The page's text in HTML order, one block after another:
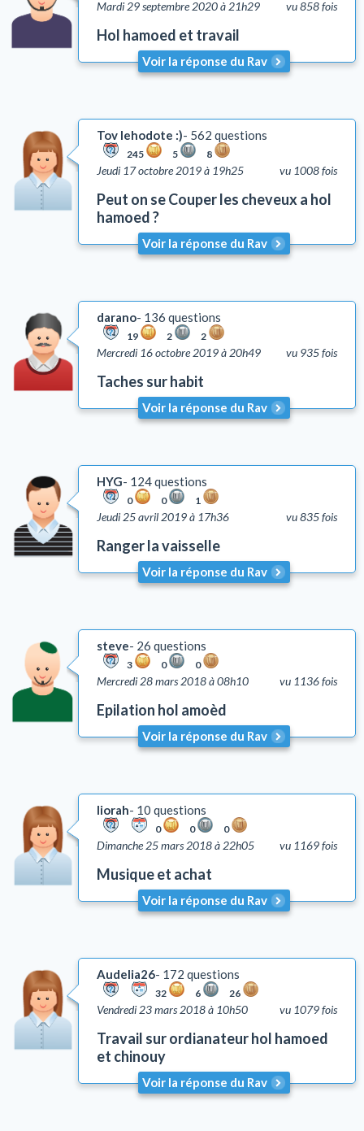
Tsniout (lois de pudeur)
Lachon Hara (médisance)
Yh'oud (l'isolement)
Questions liées aux problèmes d'argent
Lois et coutumes de la circoncision
vu 858 fois
Mardi 29 septembre 2020 à 21h29
Hol hamoed et travail
Voir la réponse du Rav
Tov lehodote :) 562 questions
245 5 8
vu 1008 fois
Jeudi 17 octobre 2019 à 19h25
Peut on se Couper les cheveux a hol
hamoed ?
Voir la réponse du Rav
darano 136 questions
19 2 2
vu 935 fois
Mercredi 16 octobre 2019 à 20h49
Taches sur habit
Voir la réponse du Rav
HYG 124 questions
0 0 1
vu 835 fois
Jeudi 25 avril 2019 à 17h36
Ranger la vaisselle
Voir la réponse du Rav
steve 26 questions
3 0 0
vu 1136 fois
Mercredi 28 mars 2018 à 08h10
Epilation hol amoèd
Voir la réponse du Rav
liorah 10 questions
0 0 0
vu 1169 fois
Dimanche 25 mars 2018 à 22h05
Musique et achat
Voir la réponse du Rav
Audelia26 172 questions
32 6 26
vu 1079 fois
Vendredi 23 mars 2018 à 10h50
Travail sur ordianateur hol hamoed
et chinouy
Voir la réponse du Rav